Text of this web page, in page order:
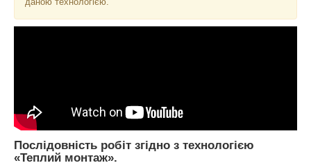
Послідовність робіт згідно з технологією
«Теплий монтаж».